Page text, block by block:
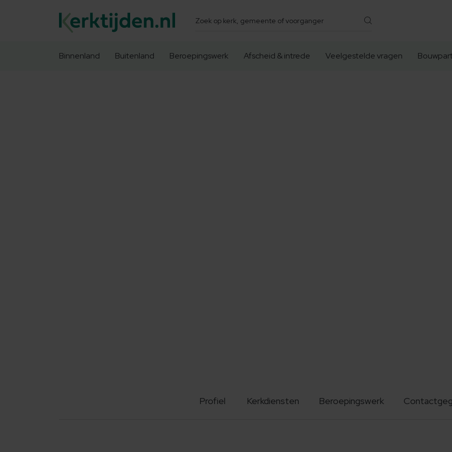
Zoeken
Binnenland Buitenland Beroepingswerk Afscheid & intrede Veelgestelde vragen
Profiel Kerkdiensten Beroepingswerk